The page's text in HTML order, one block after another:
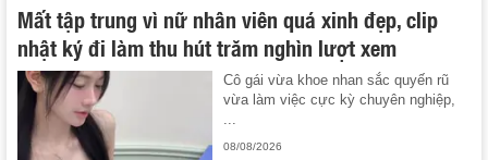
Mất tập trung vì nữ nhân viên quá xinh đẹp, clip
nhật ký đi làm thu hút trăm nghìn lượt xem
Cô gái vừa khoe nhan sắc quyến rũ
vừa làm việc cực kỳ chuyên nghiệp,
08/08/2026